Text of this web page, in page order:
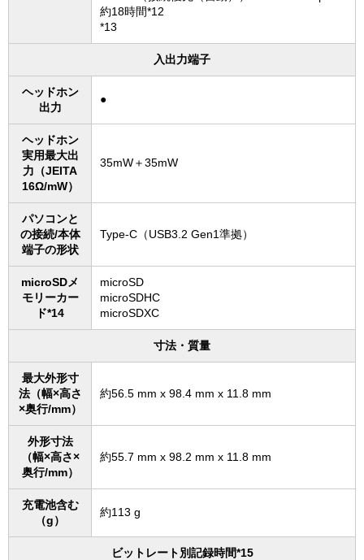
約18時間*12
*13
入出力端子
ヘッドホン
出力
●
ヘッドホン
実用最大出
力（JEITA
16Ω/mW）
35mW＋35mW
パソコンと
の接続/本体
端子の形状
Type-C（USB3.2 Gen1準拠）
microSDメ
モリーカー
ド*14
microSD
microSDHC
microSDXC
寸法・質量
最大外形寸
法（幅×高さ
×奥行/mm）
約56.5 mm x 98.4 mm x 11.8 mm
外形寸法
（幅×高さ×
奥行/mm）
約55.7 mm x 98.2 mm x 11.8 mm
充電池含む
（g）
約113 g
ビットレート別記録時間*15